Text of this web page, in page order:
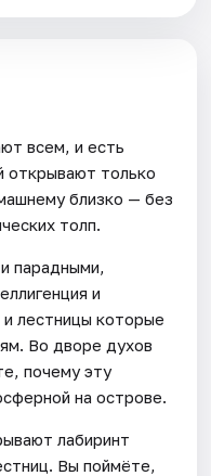
всем, и есть
открывают только
близко — без
толп.
парадными,
и
лестницы которые
Во дворе духов
почему эту
на острове.
лабиринт
Вы поймёте,